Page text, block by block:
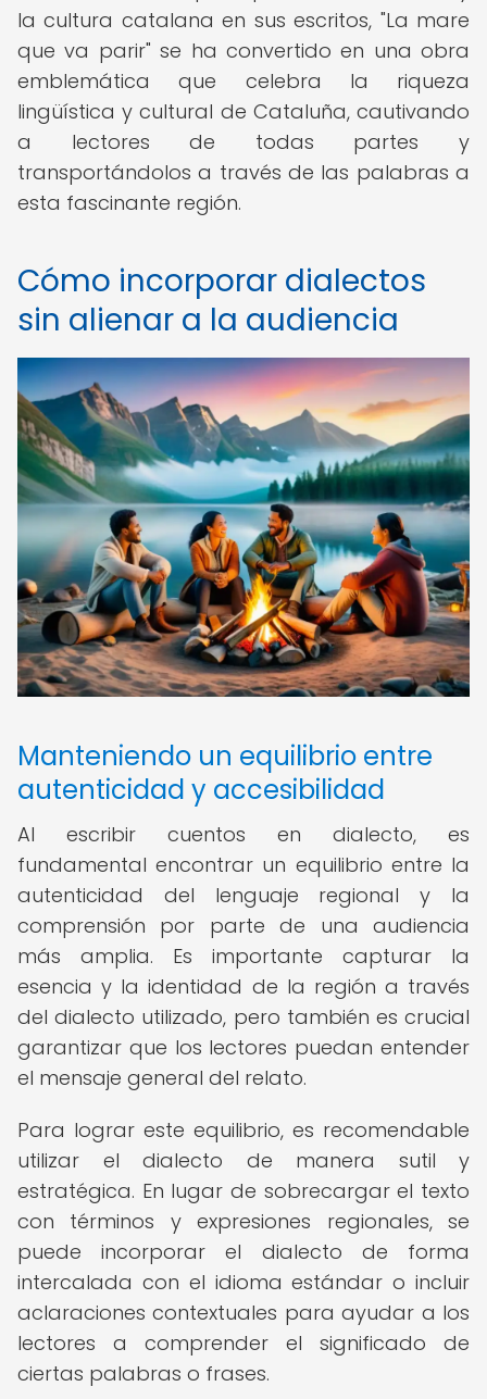
la cultura catalana en sus escritos, "La mare
que va parir" se ha convertido en una obra
emblemática que celebra la riqueza
lingüística y cultural de Cataluña, cautivando
a lectores de todas partes y
transportándolos a través de las palabras a
esta fascinante región.
Cómo incorporar dialectos
sin alienar a la audiencia
Manteniendo un equilibrio entre
autenticidad y accesibilidad
Al escribir cuentos en dialecto, es
fundamental encontrar un equilibrio entre la
autenticidad del lenguaje regional y la
comprensión por parte de una audiencia
más amplia. Es importante capturar la
esencia y la identidad de la región a través
del dialecto utilizado, pero también es crucial
garantizar que los lectores puedan entender
el mensaje general del relato.
Para lograr este equilibrio, es recomendable
utilizar el dialecto de manera sutil y
estratégica. En lugar de sobrecargar el texto
con términos y expresiones regionales, se
puede incorporar el dialecto de forma
intercalada con el idioma estándar o incluir
aclaraciones contextuales para ayudar a los
lectores a comprender el significado de
ciertas palabras o frases.